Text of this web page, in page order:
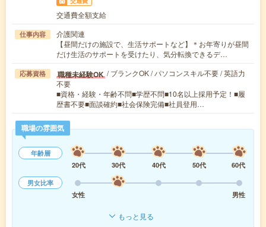
交通費全額支給
仕事内容
介護関連
【昼間だけの施設で、生活サポートなど】＊お年寄りが昼間
だけ生活のサポートを受けたり、気分転換できるデ…
応募資格 職種未経験OK / ブランクOK / パソコンスキル不要 / 英語力
不要
■資格・経験・年齢不問■学歴不問■10名以上採用予定！■履
歴書不要■面談確約■社会保険完備■社員登用…
職場の雰囲気
年齢層
20代
30代 40代 50代
60代
男女比率
女性
男性
もっと見る